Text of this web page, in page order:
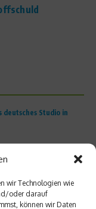
wir Technologien wie
oder darauf
können wir Daten
Studio in
Ridge Preserve State